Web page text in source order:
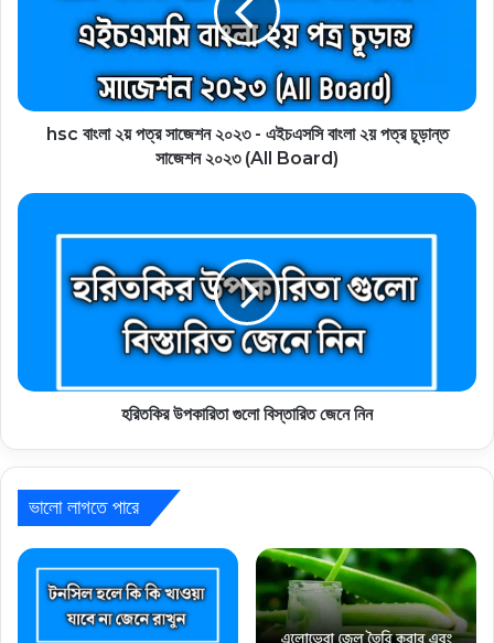
hsc বাংলা ২য় পত্র সাজেশন ২০২৩ - এইচএসসি বাংলা ২য় পত্র চূড়ান্ত
সাজেশন ২০২৩ (All Board)
হরিতকির উপকারিতা গুলো বিস্তারিত জেনে নিন
ভালো লাগতে পারে